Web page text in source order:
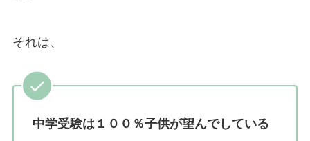
それは、
中学受験は１００％子供が望んでしている